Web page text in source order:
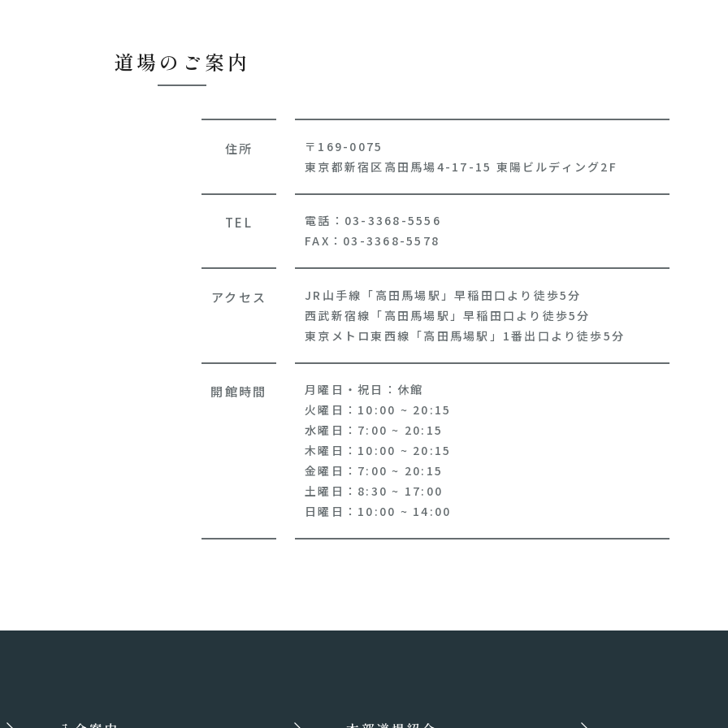
道場のご案内
住所
〒169-0075
東京都新宿区高田馬場4-17-15 東陽ビルディング2F
TEL
電話：03-3368-5556
FAX：03-3368-5578
アクセス
JR山手線「高田馬場駅」早稲田口より徒歩5分
西武新宿線「高田馬場駅」早稲田口より徒歩5分
東京メトロ東西線「高田馬場駅」1番出口より徒歩5分
開館時間
月曜日・祝日：休館
火曜日：10:00 ~ 20:15
水曜日：7:00 ~ 20:15
木曜日：10:00 ~ 20:15
金曜日：7:00 ~ 20:15
土曜日：8:30 ~ 17:00
日曜日：10:00 ~ 14:00